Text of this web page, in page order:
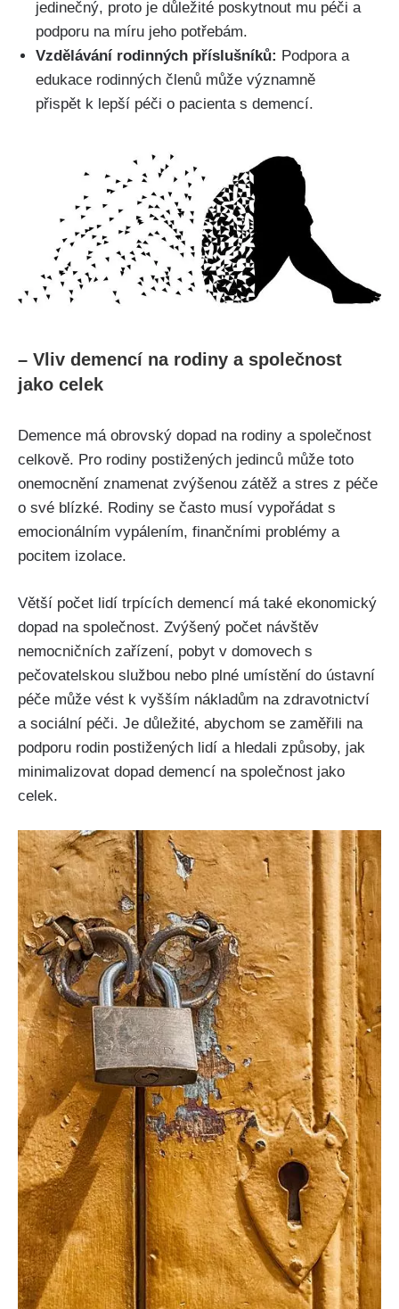
jedinečný, proto je důležité poskytnout mu péči a
podporu na míru jeho potřebám.
Vzdělávání rodinných příslušníků: Podpora a
edukace rodinných členů může významně
přispět k lepší péči o pacienta s demencí.
– Vliv demencí na rodiny a společnost
jako celek
Demence má obrovský dopad na rodiny a společnost
celkově. Pro rodiny postižených jedinců může toto
onemocnění znamenat zvýšenou zátěž a stres z péče
o své blízké. Rodiny se často musí vypořádat s
emocionálním vypálením, finančními problémy a
pocitem izolace.
Větší počet lidí trpících demencí má také ekonomický
dopad na společnost. Zvýšený počet návštěv
nemocničních zařízení, pobyt v domovech s
pečovatelskou službou nebo plné umístění do ústavní
péče může vést k vyšším nákladům na zdravotnictví
a sociální péči. Je důležité, abychom se zaměřili na
podporu rodin postižených lidí a hledali způsoby, jak
minimalizovat dopad demencí na společnost jako
celek.